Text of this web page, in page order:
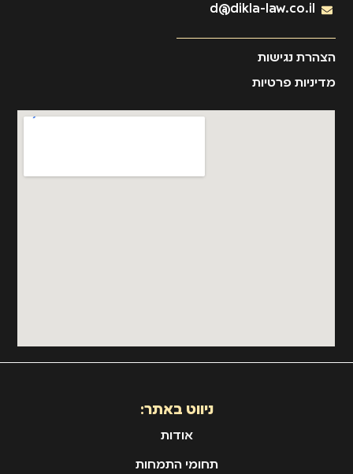
d@dikla-law.co.il
הצהרת נגישות
מדיניות פרטיות
ניווט באתר:
אודות
תחומי התמחות